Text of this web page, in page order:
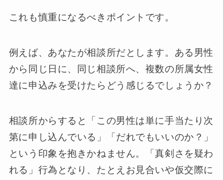
これも慎重になるべきポイントです。
例えば、あなたが相談所だとします。ある男性
から同じ日に、同じ相談所へ、複数の所属女性
達に申込みを受けたらどう感じるでしょうか？
相談所からすると「この男性は単に手当たり次
第に申し込んでいる」「だれでもいいのか？」
という印象を抱きかねません。「真剣さを疑わ
れる」行為となり、たとえお見合いや仮交際に